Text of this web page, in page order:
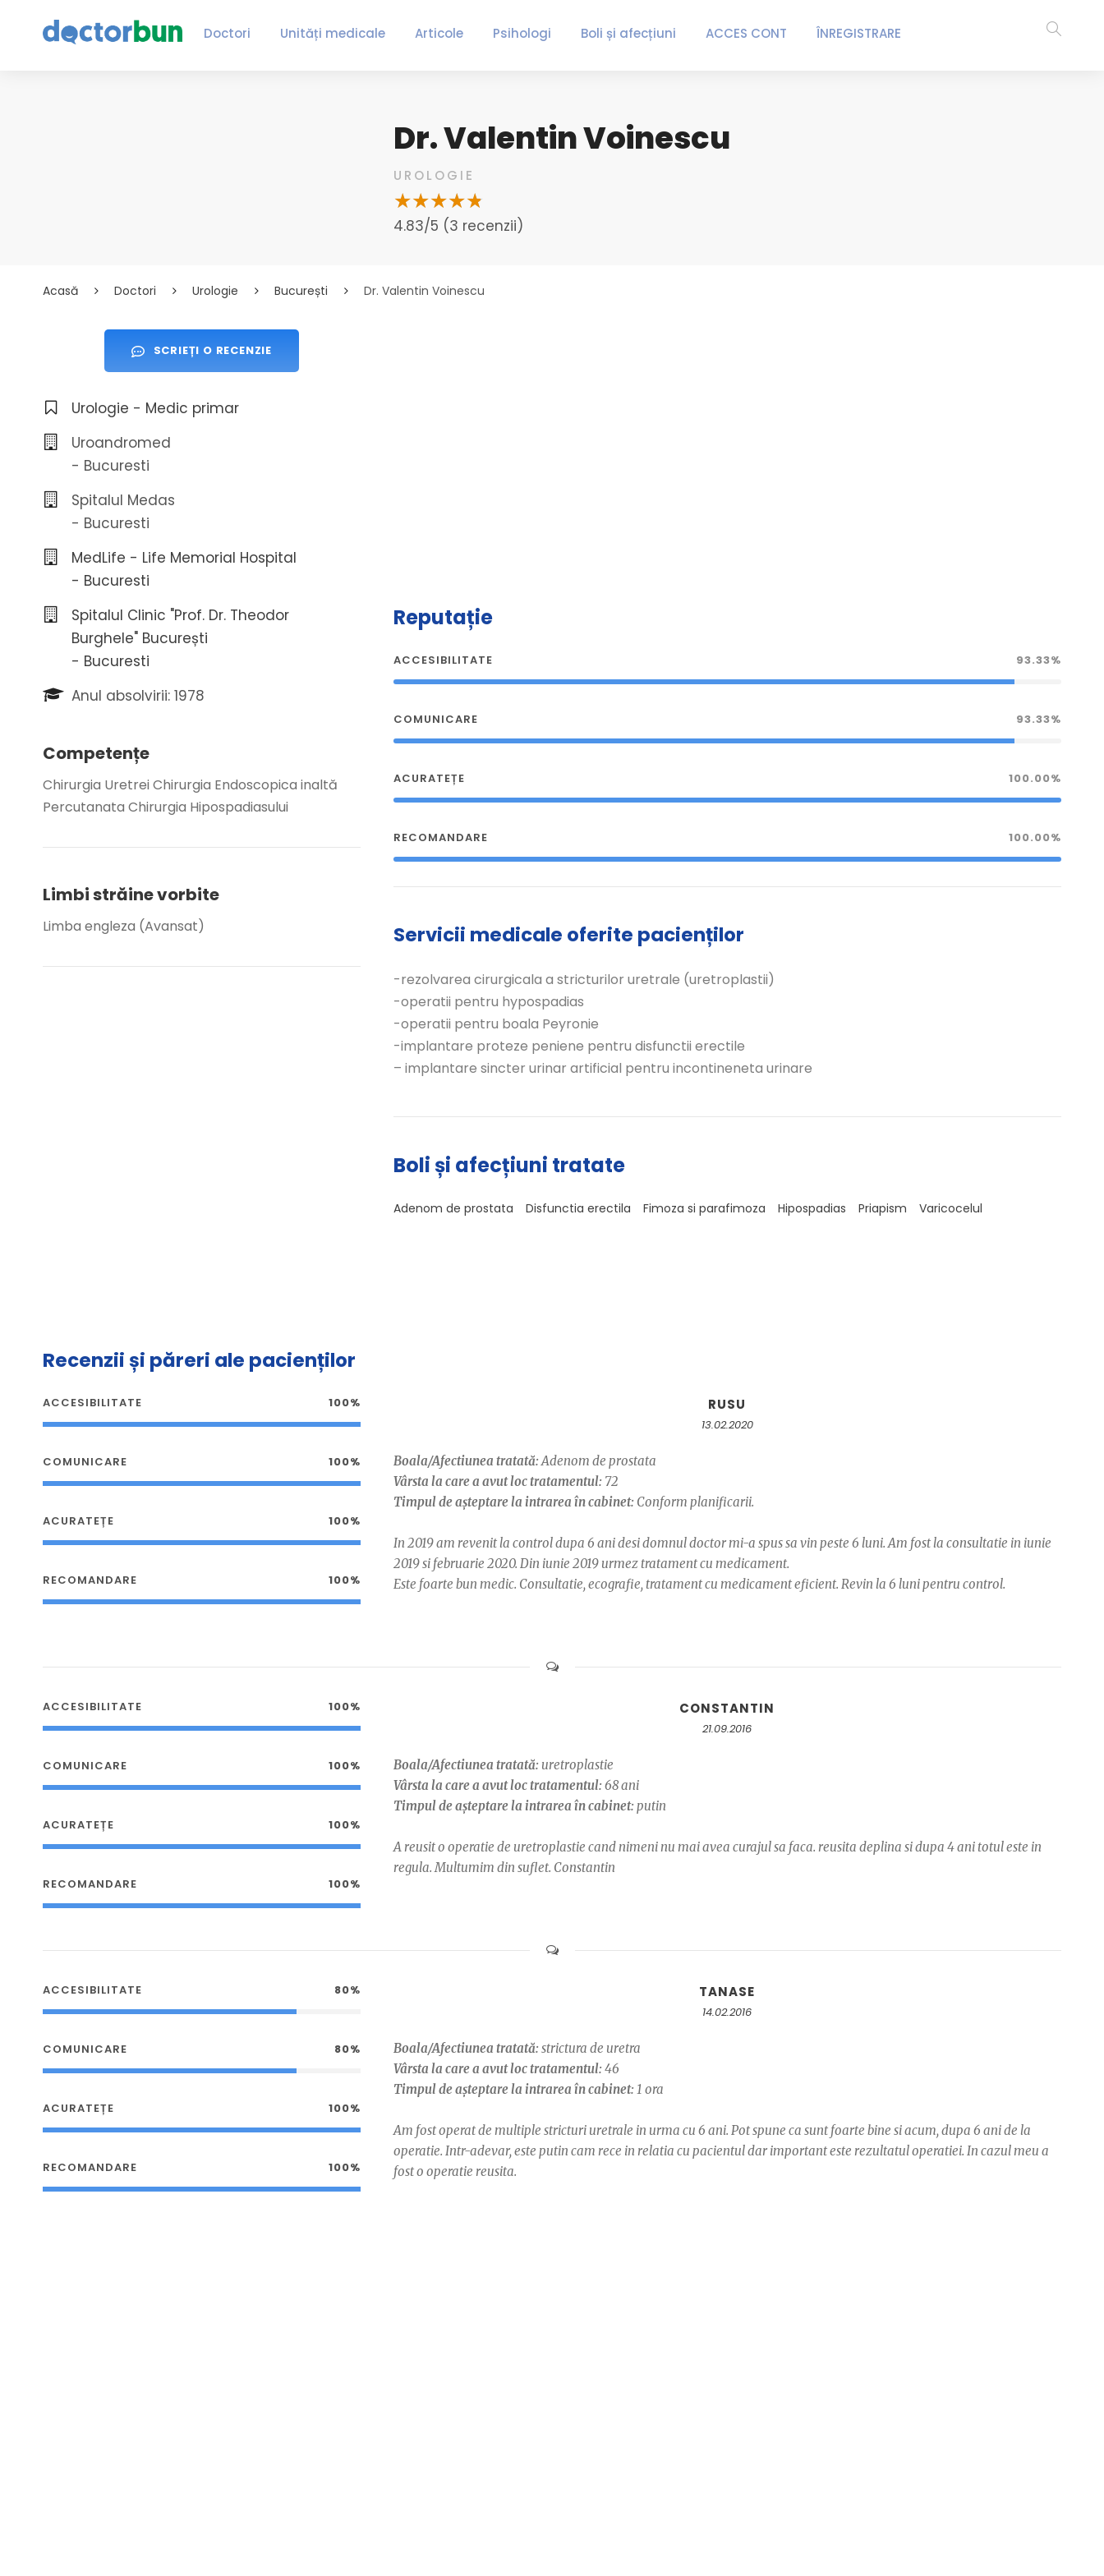
Doctori Unități medicale Articole Psihologi Boli și afecțiuni ACCES CONT ÎNREGISTRARE
Dr. Valentin Voinescu
UROLOGIE
4.83/5 (3 recenzii)
Acasă Doctori Urologie București Dr. Valentin Voinescu
SCRIEȚI O RECENZIE
Urologie - Medic primar
Uroandromed
- Bucuresti
Spitalul Medas
- Bucuresti
MedLife - Life Memorial Hospital
- Bucuresti
Spitalul Clinic "Prof. Dr. Theodor
Burghele" București
- Bucuresti
Anul absolvirii: 1978
Competențe
Chirurgia Uretrei Chirurgia Endoscopica inaltă
Percutanata Chirurgia Hipospadiasului
Limbi străine vorbite
Limba engleza (Avansat)
Reputație
ACCESIBILITATE 93.33%
COMUNICARE 93.33%
ACURATEȚE 100.00%
RECOMANDARE 100.00%
Servicii medicale oferite pacienților
-rezolvarea cirurgicala a stricturilor uretrale (uretroplastii)
-operatii pentru hypospadias
-operatii pentru boala Peyronie
-implantare proteze peniene pentru disfunctii erectile
– implantare sincter urinar artificial pentru incontineneta urinare
Boli și afecțiuni tratate
Adenom de prostata Disfunctia erectila Fimoza si parafimoza Hipospadias Priapism Varicocelul
Recenzii și păreri ale pacienților
ACCESIBILITATE 100%
COMUNICARE 100%
ACURATEȚE 100%
RECOMANDARE 100%
RUSU
13.02.2020
Boala/Afectiunea tratată:Adenom de prostata
Vârsta la care a avut loc tratamentul: 72
Timpul de așteptare la intrarea în cabinet: Conform planificarii.
In 2019 am revenit la control dupa 6 ani desi domnul doctor mi-a spus sa vin peste 6 luni. Am fost la consultatie in iunie
2019 si februarie 2020. Din iunie 2019 urmez tratament cu medicament.
Este foarte bun medic. Consultatie, ecografie, tratament cu medicament eficient. Revin la 6 luni pentru control.
ACCESIBILITATE 100%
COMUNICARE 100%
ACURATEȚE 100%
RECOMANDARE 100%
CONSTANTIN
21.09.2016
Boala/Afectiunea tratată: uretroplastie
Vârsta la care a avut loc tratamentul: 68 ani
Timpul de așteptare la intrarea în cabinet: putin
A reusit o operatie de uretroplastie cand nimeni nu mai avea curajul sa faca. reusita deplina si dupa 4 ani totul este in
regula. Multumim din suflet. Constantin
ACCESIBILITATE 80%
COMUNICARE 80%
ACURATEȚE 100%
RECOMANDARE 100%
TANASE
14.02.2016
Boala/Afectiunea tratată: strictura de uretra
Vârsta la care a avut loc tratamentul: 46
Timpul de așteptare la intrarea în cabinet: 1 ora
Am fost operat de multiple stricturi uretrale in urma cu 6 ani. Pot spune ca sunt foarte bine si acum, dupa 6 ani de la
operatie. Intr-adevar, este putin cam rece in relatia cu pacientul dar important este rezultatul operatiei. In cazul meu a
fost o operatie reusita.